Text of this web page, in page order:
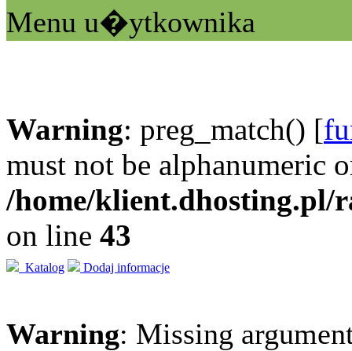
Menu u�ytkownika
Warning: preg_match() [
must not be alphanumeric
/home/klient.dhosting.pl/
on line 43
Katalog Dodaj informacje
Warning: Missing